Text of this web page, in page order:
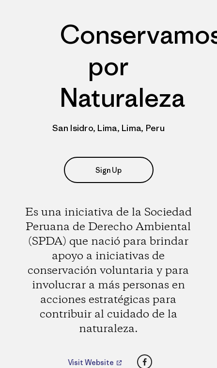
por
Naturaleza
San Isidro, Lima, Lima, Peru
Sign Up
Es una iniciativa de la Sociedad
Peruana de Derecho Ambiental
(SPDA) que nació para brindar
apoyo a iniciativas de
conservación voluntaria y para
involucrar a más personas en
acciones estratégicas para
contribuir al cuidado de la
naturaleza.
Visit Website Facebook